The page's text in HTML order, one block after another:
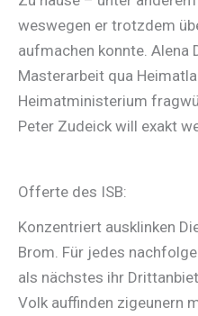
weswegen er trotzdem
aufmachen konnte. Alena
Masterarbeit qua
Heimatministerium
Peter Zudeick will exakt
Offerte des ISB:
Konzentriert ausklinken
Brom. Für jedes
als nächstes ihr
Volk auffinden zigeunern